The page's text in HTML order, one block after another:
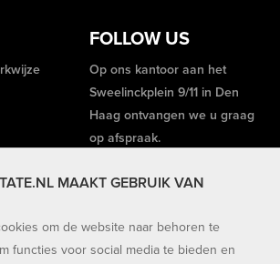
MAAKT GEBRUIK VAN
om de website naar behoren te
functies voor social media te bieden en
FOLLOW US
Op ons kantoor aan het
Sweelinckplein 9/11 in Den
Haag ontvangen we u graag
op afspraak.